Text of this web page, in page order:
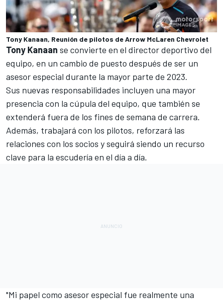
Tony Kanaan, Reunión de pilotos de Arrow McLaren Chevrolet
Tony Kanaan se convierte en el director deportivo del
equipo, en un cambio de puesto después de ser un
asesor especial durante la mayor parte de 2023.
Sus nuevas responsabilidades incluyen una mayor
presencia con la cúpula del equipo, que también se
extenderá fuera de los fines de semana de carrera.
Además, trabajará con los pilotos, reforzará las
relaciones con los socios y seguirá siendo un recurso
clave para la escudería en el día a día.
"Mi papel como asesor especial fue realmente una